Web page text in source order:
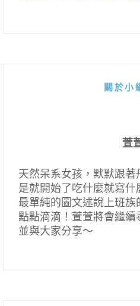
關於小
萱
天然呆系女孩，默默跟
是就開始了吃什麼就寫什
最單純的圖文述說上班族
點點滴滴！萱萱將會繼
並與大家分享～